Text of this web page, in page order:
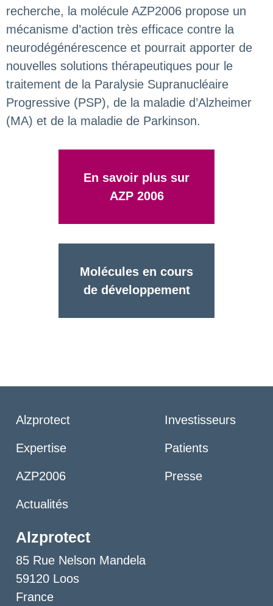
recherche, la molécule AZP2006 propose un
mécanisme d’action très efficace contre la
neurodégénérescence et pourrait apporter de
nouvelles solutions thérapeutiques pour le
traitement de la Paralysie Supranucléaire
Progressive (PSP), de la maladie d’Alzheimer
(MA) et de la maladie de Parkinson.
En savoir plus sur
AZP 2006
Molécules en cours
de développement
Alzprotect
Expertise
AZP2006
Actualités
Investisseurs
Patients
Presse
Alzprotect
85 Rue Nelson Mandela
59120 Loos
France